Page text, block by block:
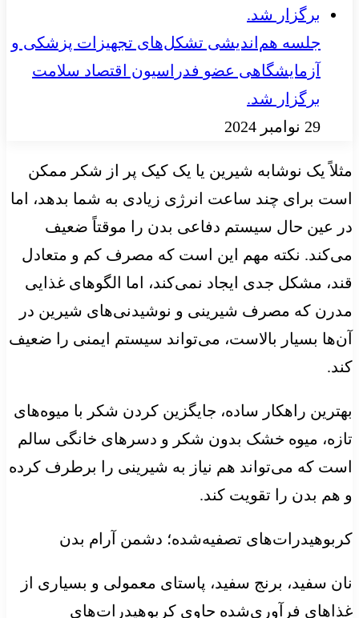
جلسه هم‌اندیشی تشکل‌های تجهیزات پزشکی و
آزمایشگاهی عضو فدراسیون اقتصاد سلامت
برگزار شد.
29 نوامبر 2024
مثلاً یک نوشابه شیرین یا یک کیک پر از شکر ممکن
است برای چند ساعت انرژی زیادی به شما بدهد، اما
در عین حال سیستم دفاعی بدن را موقتاً ضعیف
می‌کند. نکته مهم این است که مصرف کم و متعادل
قند، مشکل جدی ایجاد نمی‌کند، اما الگوهای غذایی
مدرن که مصرف شیرینی و نوشیدنی‌های شیرین در
آن‌ها بسیار بالاست، می‌تواند سیستم ایمنی را ضعیف
کند.
بهترین راهکار ساده، جایگزین کردن شکر با میوه‌های
تازه، میوه خشک بدون شکر و دسرهای خانگی سالم
است که می‌تواند هم نیاز به شیرینی را برطرف کرده
و هم بدن را تقویت کند.
کربوهیدرات‌های تصفیه‌شده؛ دشمن آرام بدن
نان سفید، برنج سفید، پاستای معمولی و بسیاری از
غذاهای فرآوری‌شده حاوی کربوهیدرات‌های